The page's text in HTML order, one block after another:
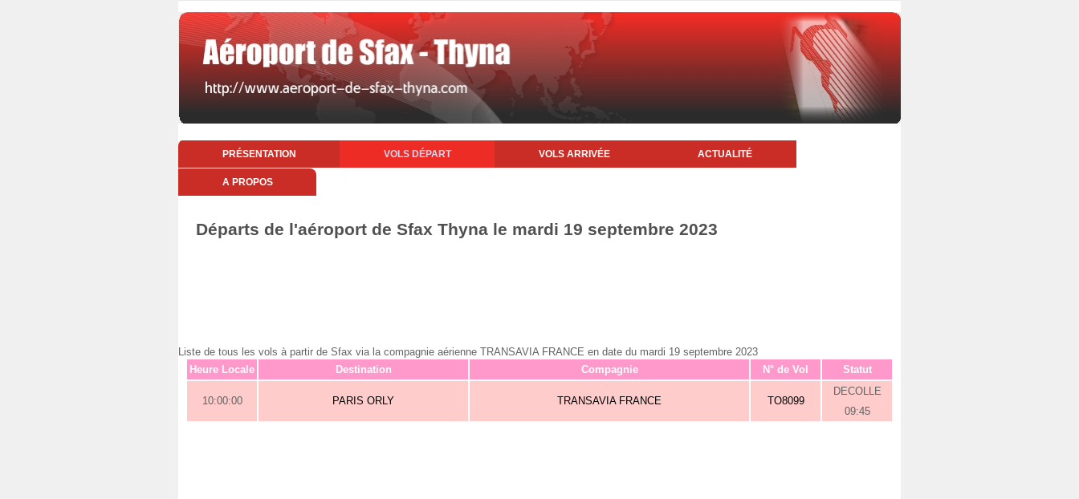
PRÉSENTATION VOLS DÉPART VOLS ARRIVÉE ACTUALITÉ
A PROPOS
Départs de l'aéroport de Sfax Thyna le mardi 19 septembre 2023
Liste de tous les vols à partir de Sfax via la compagnie aérienne TRANSAVIA FRANCE en date du mardi 19 septembre 2023
Heure Locale
Destination Compagnie N° de Vol Statut
10:00:00 PARIS ORLY TRANSAVIA FRANCE TO8099
DECOLLE
09:45